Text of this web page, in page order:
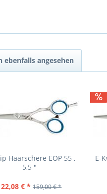
ebenfalls angesehen
Haarschere EOP 55 ,
5,5 "
€ * 159,00 € *
E-